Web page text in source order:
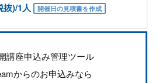
抜)/1人 開催日の見積書を作成
講座申込み管理ツール
からのお申込みなら